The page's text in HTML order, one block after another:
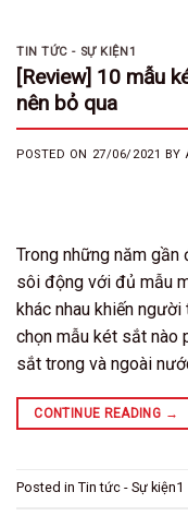
TIN TỨC - SỰ KIỆN1
[Review] 10 mẫu
nên bỏ qua
POSTED ON 27/06/2021 BY
Trong những năm
sôi động với đủ mẫu
khác nhau khiến
chọn mẫu két sắt nào
sắt trong và ngoài
CONTINUE READING →
Posted in Tin tức - Sự kiện1